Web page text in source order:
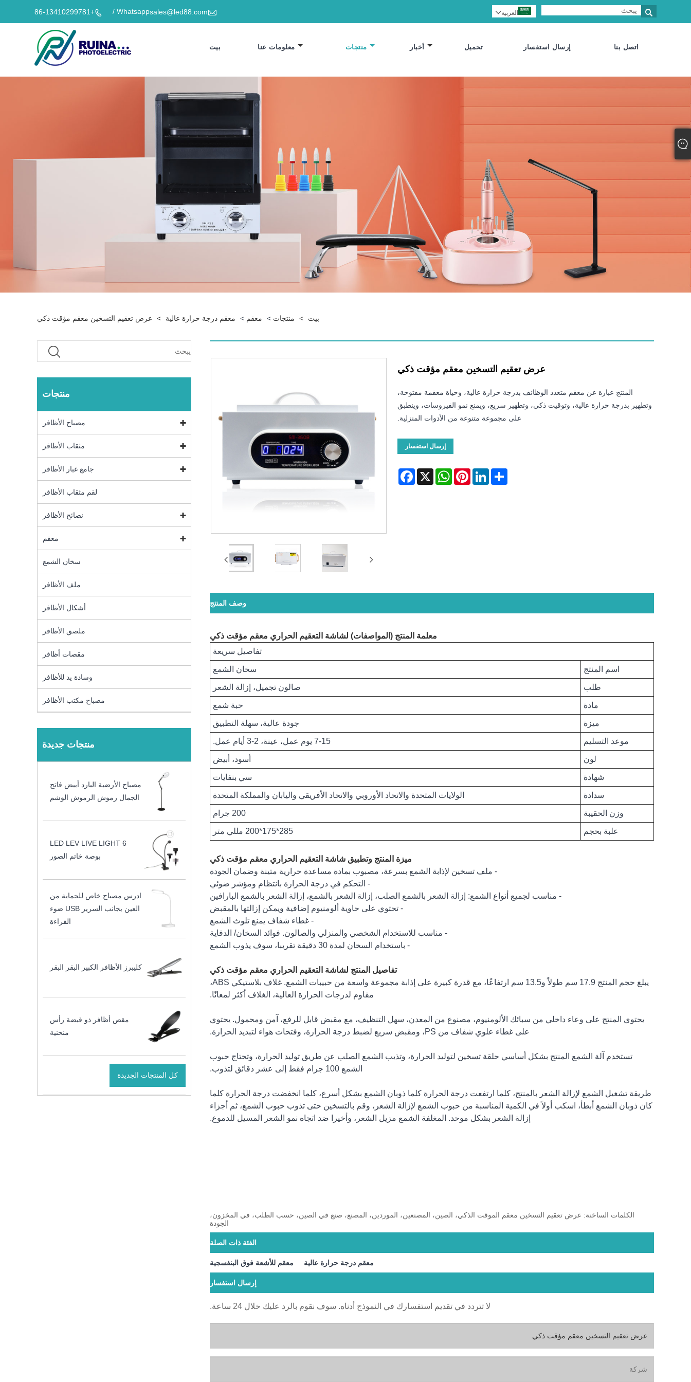

sales@led88.com
Whatsapp /

+86-13410299781  العربية
بيت معلومات عنا منتجات أخبار تحميل إرسال استفسار اتصل بنا
بيت > منتجات > معقم > معقم درجة حرارة عالية > عرض تعقيم التسخين معقم مؤقت ذكي
منتجات
مصباح الأظافر
مثقاب الأظافر
جامع غبار الأظافر
لقم مثقاب الأظافر
نصائح الأظافر
معقم
سخان الشمع
ملف الأظافر
أشكال الأظافر
ملصق الأظافر
مقصات أظافر
وسادة يد للأظافر
مصباح مكتب الأظافر
منتجات جديدة
مصباح الأرضية البارد أبيض فاتح
الجمال رموش الرموش الوشم
LED LEV LIVE LIGHT 6
بوصة خاتم الصور
ادرس مصباح خاص للحماية من
العين بجانب السرير USB ضوء
القراءة
كليبرز الأظافر الكبير البقر البقر
مقص أظافر ذو قبضة رأس
منحنية
كل المنتجات الجديدة
عرض تعقيم التسخين معقم مؤقت ذكي
المنتج عبارة عن معقم متعدد الوظائف بدرجة حرارة عالية، وحياة معقمة مفتوحة،
وتطهير بدرجة حرارة عالية، وتوقيت ذكي، وتطهير سريع، ويمنع نمو الفيروسات، وينطبق
على مجموعة متنوعة من الأدوات المنزلية.
إرسال استفسار
Facebook X
WhatsAppPinterestLinkedInShare
وصف المنتج
معلمة المنتج (المواصفات) لشاشة التعقيم الحراري معقم مؤقت ذكي
تفاصيل سريعة
اسم المنتج سخان الشمع
طلب صالون تجميل، إزالة الشعر
مادة حبة شمع
ميزة جودة عالية، سهلة التطبيق
موعد التسليم 7-15 يوم عمل، عينة، 2-3 أيام عمل.
لون أسود، أبيض
شهادة سي بنفايات
سدادة الولايات المتحدة والاتحاد الأوروبي والاتحاد الأفريقي واليابان والمملكة المتحدة
وزن الحقيبة 200 جرام
علبة بحجم 285*175*200 مللي متر
ميزة المنتج وتطبيق شاشة التعقيم الحراري معقم مؤقت ذكي
- ملف تسخين لإذابة الشمع بسرعة، مصبوب بمادة مساعدة حرارية متينة وضمان الجودة
- التحكم في درجة الحرارة بانتظام ومؤشر ضوئي
- مناسب لجميع أنواع الشمع: إزالة الشعر بالشمع الصلب، إزالة الشعر بالشمع، إزالة الشعر بالشمع البارافين
- تحتوي على حاوية ألومنيوم إضافية ويمكن إزالتها بالمقبض
- غطاء شفاف يمنع تلوث الشمع
- مناسب للاستخدام الشخصي والمنزلي والصالون. فوائد السخان/ الدفاية
- باستخدام السخان لمدة 30 دقيقة تقريبا، سوف يذوب الشمع
تفاصيل المنتج لشاشة التعقيم الحراري معقم مؤقت ذكي
يبلغ حجم المنتج 17.9 سم طولاً و13.5 سم ارتفاعًا، مع قدرة كبيرة على إذابة مجموعة واسعة من حبيبات الشمع. غلاف بلاستيكي ABS،
مقاوم لدرجات الحرارة العالية، الغلاف أكثر لمعانًا.
يحتوي المنتج على وعاء داخلي من سبائك الألومنيوم، مصنوع من المعدن، سهل التنظيف، مع مقبض قابل للرفع، آمن ومحمول. يحتوي
على غطاء علوي شفاف من PS، ومقبض سريع لضبط درجة الحرارة، وفتحات هواء لتبديد الحرارة.
تستخدم آلة الشمع المنتج بشكل أساسي حلقة تسخين لتوليد الحرارة، وتذيب الشمع الصلب عن طريق توليد الحرارة، وتحتاج حبوب
الشمع 100 جرام فقط إلى عشر دقائق لتذوب.
طريقة تشغيل الشمع لإزالة الشعر بالمنتج، كلما ارتفعت درجة الحرارة كلما ذوبان الشمع بشكل أسرع، كلما انخفضت درجة الحرارة كلما
كان ذوبان الشمع أبطأ، اسكب أولاً في الكمية المناسبة من حبوب الشمع لإزالة الشعر، وقم بالتسخين حتى تذوب حبوب الشمع، ثم أجزاء
إزالة الشعر بشكل موحد. المغلفة الشمع مزيل الشعر، وأخيرا ضد اتجاه نمو الشعر المسيل للدموع.
الكلمات الساخنة: عرض تعقيم التسخين معقم الموقت الذكي، الصين، المصنعين، الموردين، المصنع، صنع في الصين، حسب الطلب، في المخزون،
الجودة
الفئة ذات الصلة
معقم للأشعة فوق البنفسجية معقم درجة حرارة عالية
إرسال استفسار
لا تتردد في تقديم استفسارك في النموذج أدناه. سوف نقوم بالرد عليك خلال 24 ساعة.